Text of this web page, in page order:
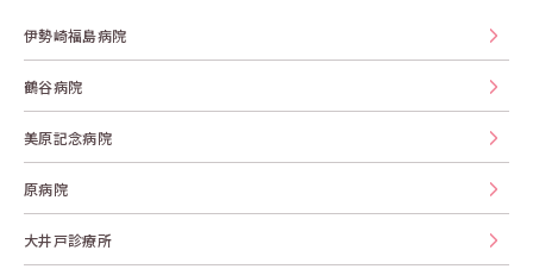
伊勢崎福島病院
鶴谷病院
美原記念病院
原病院
大井戸診療所